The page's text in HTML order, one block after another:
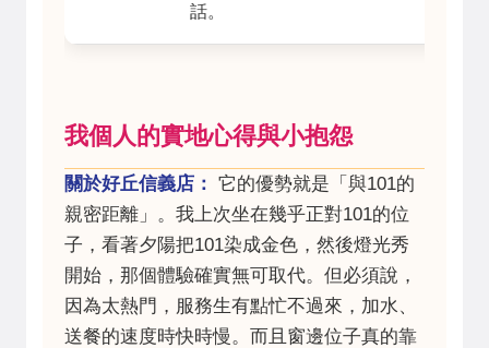
話。
我個人的實地心得與小抱怨
關於好丘信義店： 它的優勢就是「與101的
親密距離」。我上次坐在幾乎正對101的位
子，看著夕陽把101染成金色，然後燈光秀
開始，那個體驗確實無可取代。但必須說，
因為太熱門，服務生有點忙不過來，加水、
送餐的速度時快時慢。而且窗邊位子真的靠